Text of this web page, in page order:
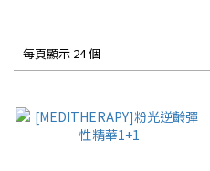
每頁顯示 24 個